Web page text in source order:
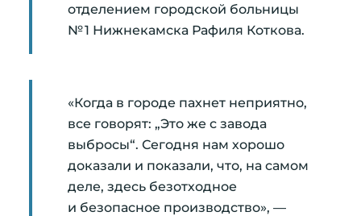
отделением городской больницы
№ 1 Нижнекамска Рафиля Коткова.
«Когда в городе пахнет неприятно,
все говорят: „Это же с завода
выбросы“. Сегодня нам хорошо
доказали и показали, что, на самом
деле, здесь безотходное
и безопасное производство», —